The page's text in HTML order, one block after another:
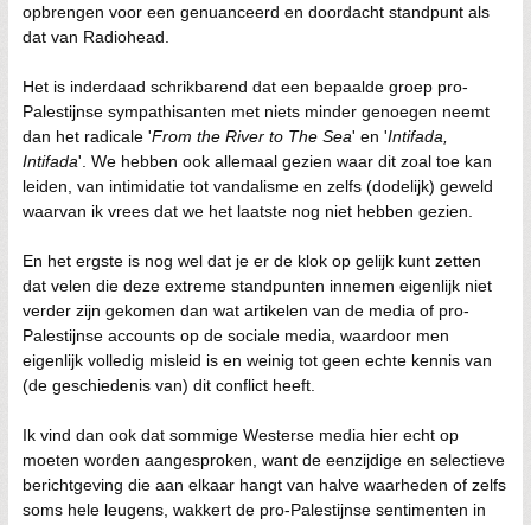
opbrengen voor een genuanceerd en doordacht standpunt als
dat van Radiohead.
Het is inderdaad schrikbarend dat een bepaalde groep pro-
Palestijnse sympathisanten met niets minder genoegen neemt
dan het radicale 'From the River to The Sea' en 'Intifada,
Intifada'. We hebben ook allemaal gezien waar dit zoal toe kan
leiden, van intimidatie tot vandalisme en zelfs (dodelijk) geweld
waarvan ik vrees dat we het laatste nog niet hebben gezien.
En het ergste is nog wel dat je er de klok op gelijk kunt zetten
dat velen die deze extreme standpunten innemen eigenlijk niet
verder zijn gekomen dan wat artikelen van de media of pro-
Palestijnse accounts op de sociale media, waardoor men
eigenlijk volledig misleid is en weinig tot geen echte kennis van
(de geschiedenis van) dit conflict heeft.
Ik vind dan ook dat sommige Westerse media hier echt op
moeten worden aangesproken, want de eenzijdige en selectieve
berichtgeving die aan elkaar hangt van halve waarheden of zelfs
soms hele leugens, wakkert de pro-Palestijnse sentimenten in